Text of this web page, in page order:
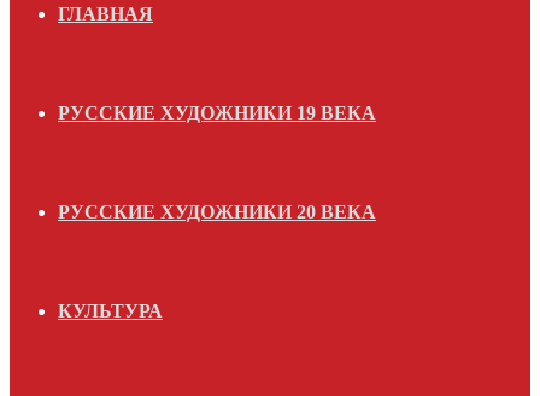
ГЛАВНАЯ
РУССКИЕ ХУДОЖНИКИ 19 ВЕКА
РУССКИЕ ХУДОЖНИКИ 20 ВЕКА
КУЛЬТУРА